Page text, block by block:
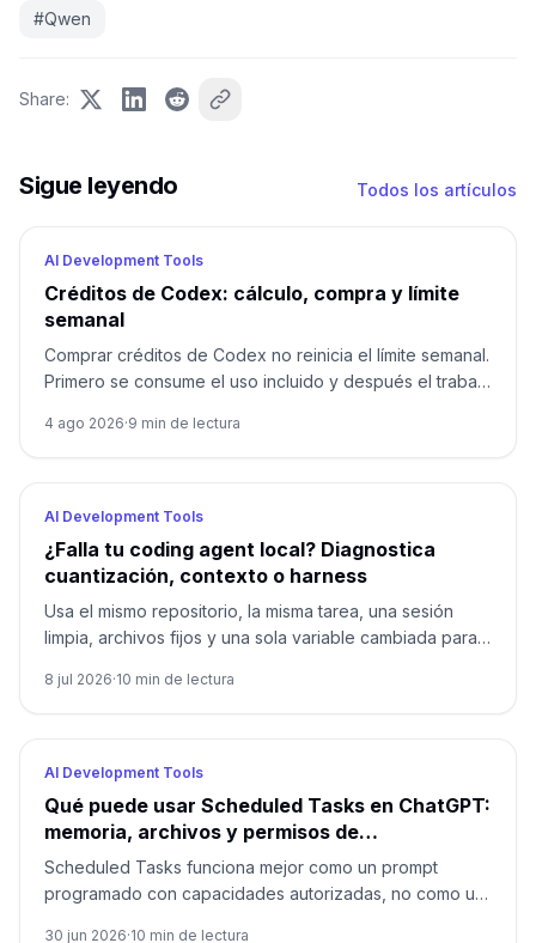
#Qwen
Share:
Sigue leyendo Todos los artículos
AI Development Tools
Créditos de Codex: cálculo, compra y límite
semanal
Comprar créditos de Codex no reinicia el límite semanal.
Primero se consume el uso incluido y después el trabajo
4 ago 2026·9 min de lectura
AI Development Tools
¿Falla tu coding agent local? Diagnostica
cuantización, contexto o harness
Usa el mismo repositorio, la misma tarea, una sesión
limpia, archivos fijos y una sola variable cambiada para
8 jul 2026·10 min de lectura
AI Development Tools
Qué puede usar Scheduled Tasks en ChatGPT:
memoria, archivos y permisos de
herramientas
Scheduled Tasks funciona mejor como un prompt
programado con capacidades autorizadas, no como un
30 jun 2026·10 min de lectura